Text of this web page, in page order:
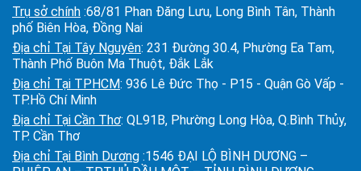
Trụ sở chính :68/81 Phan Đăng Lưu, Long Bình Tân, Thành
phố Biên Hòa, Đồng Nai
Địa chỉ Tại Tây Nguyên: 231 Đường 30.4, Phường Ea Tam,
Thành Phố Buôn Ma Thuột, Đắk Lắk
Địa chỉ Tại TPHCM: 936 Lê Đức Thọ - P15 - Quận Gò Vấp -
TP.Hồ Chí Minh
Địa chỉ Tại Cần Thơ: QL91B, Phường Long Hòa, Q.Bình Thủy,
TP. Cần Thơ
Địa chỉ Tại Bình Dương :1546 ĐẠI LỘ BÌNH DƯƠNG –